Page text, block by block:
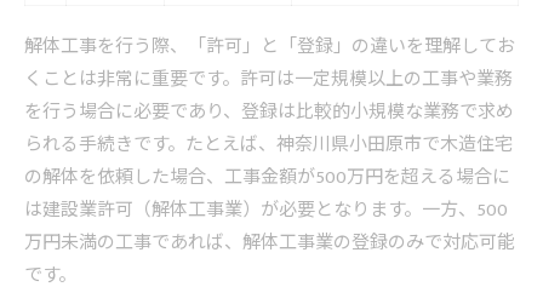
解体工事を行う際、「許可」と「登録」の違いを理解してお
くことは非常に重要です。許可は一定規模以上の工事や業務
を行う場合に必要であり、登録は比較的小規模な業務で求め
られる手続きです。たとえば、神奈川県小田原市で木造住宅
の解体を依頼した場合、工事金額が500万円を超える場合に
は建設業許可（解体工事業）が必要となります。一方、500
万円未満の工事であれば、解体工事業の登録のみで対応可能
です。